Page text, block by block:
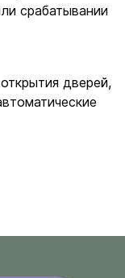
срабатывании
дверей,